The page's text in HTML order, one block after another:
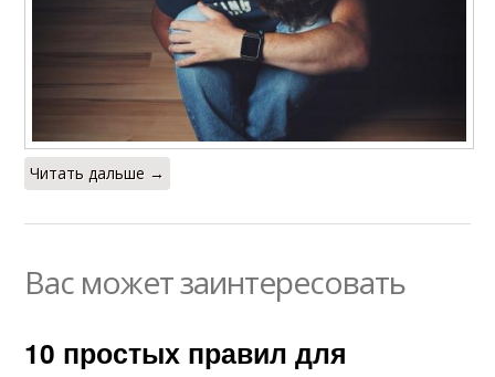
Читать дальше →
Вас может заинтересовать
10 простых правил для